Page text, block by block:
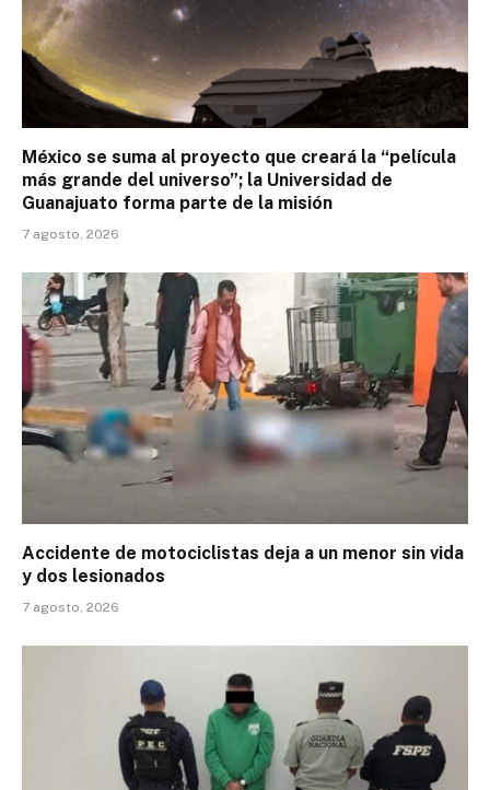
México se suma al proyecto que creará la “película
más grande del universo”; la Universidad de
Guanajuato forma parte de la misión
7 agosto, 2026
Accidente de motociclistas deja a un menor sin vida
y dos lesionados
7 agosto, 2026